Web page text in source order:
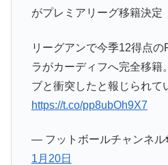
がプレミアリーグ移籍決定
リーグアンで今季12得点
ラがカーディフへ完全移籍
ブと衝突したと報じられ
https://t.co/pp8ubOh9X7
— フットボールチャンネル
1月20日